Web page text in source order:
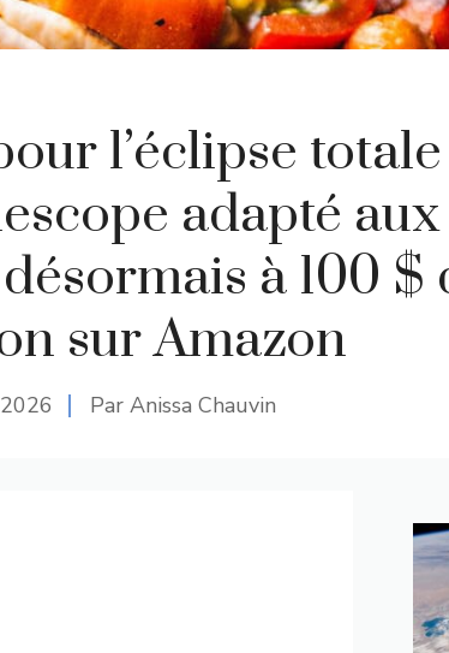
l’éclipse
adapté aux
à 100 $
sur Amazon
Par Anissa Chauvin